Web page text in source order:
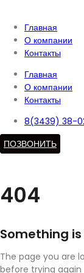
Главная
О компании
Контакты
Главная
О компании
Контакты
8(3439) 38-
ПОЗВОНИТЬ
404
Something is
The page you are
before trying again